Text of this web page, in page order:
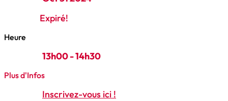
Expiré!
Heure
13h00 - 14h30
Plus d'Infos
Inscrivez-vous ici !